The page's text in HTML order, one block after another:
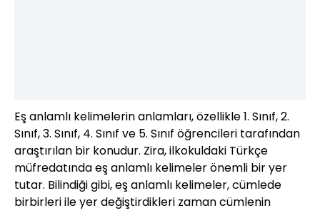
Eş anlamlı kelimelerin anlamları, özellikle 1. Sınıf, 2.
Sınıf, 3. Sınıf, 4. Sınıf ve 5. Sınıf öğrencileri tarafından
araştırılan bir konudur. Zira, ilkokuldaki Türkçe
müfredatında eş anlamlı kelimeler önemli bir yer
tutar. Bilindiği gibi, eş anlamlı kelimeler, cümlede
birbirleri ile yer değiştirdikleri zaman cümlenin